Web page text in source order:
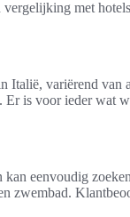
met
Italië, variërend van
is voor ieder wat
eenvoudig
zwembad.